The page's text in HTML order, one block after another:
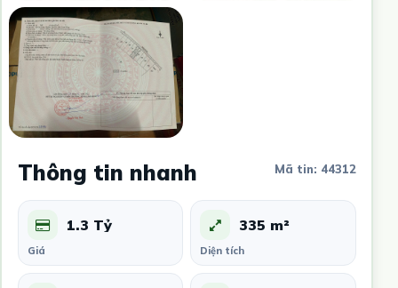
Thông tin nhanh Mã tin: 44312
1.3 Tỷ
Giá
335 m²
Diện tích